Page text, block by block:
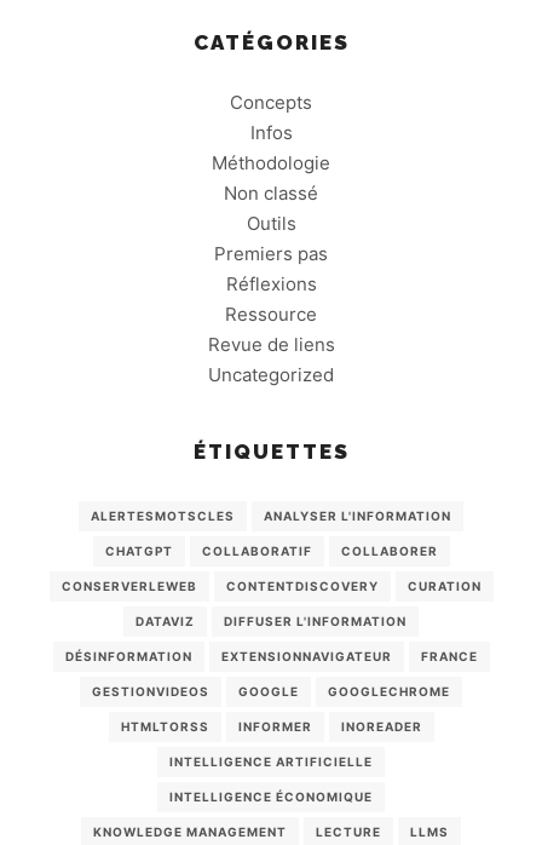
CATÉGORIES
Concepts
Infos
Méthodologie
Non classé
Outils
Premiers pas
Réflexions
Ressource
Revue de liens
Uncategorized
ÉTIQUETTES
ALERTESMOTSCLES ANALYSER L'INFORMATION
CHATGPT COLLABORATIF COLLABORER
CONSERVERLEWEB CONTENTDISCOVERY CURATION
DATAVIZ DIFFUSER L'INFORMATION
DÉSINFORMATION EXTENSIONNAVIGATEUR FRANCE
GESTIONVIDEOS GOOGLE GOOGLECHROME
HTMLTORSS INFORMER INOREADER
INTELLIGENCE ARTIFICIELLE
INTELLIGENCE ÉCONOMIQUE
KNOWLEDGE MANAGEMENT LECTURE LLMS